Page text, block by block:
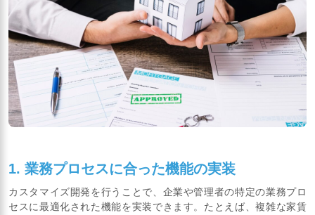
1. 業務プロセスに合った機能の実装
カスタマイズ開発を行うことで、企業や管理者の特定の業務プロ
セスに最適化された機能を実装できます。たとえば、複雑な家賃